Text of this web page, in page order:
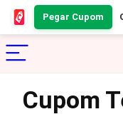
Pegar Cupom
Cupom